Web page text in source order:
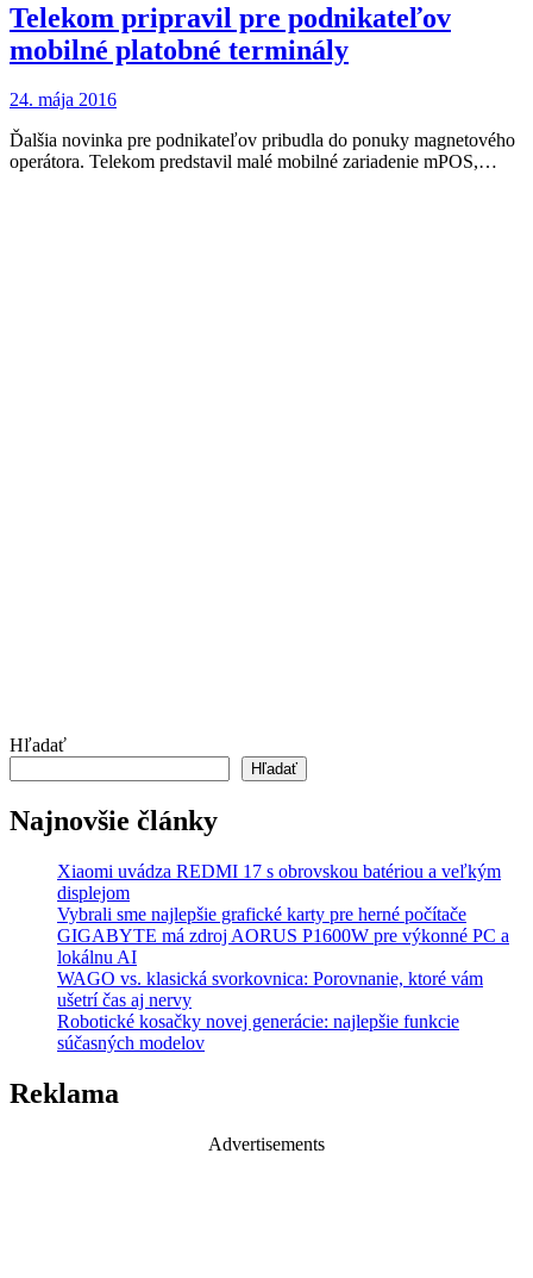
Telekom pripravil pre podnikateľov
mobilné platobné terminály
24. mája 2016
Ďalšia novinka pre podnikateľov pribudla do ponuky magnetového
operátora. Telekom predstavil malé mobilné zariadenie mPOS,…
Hľadať
Hľadať
Najnovšie články
Xiaomi uvádza REDMI 17 s obrovskou batériou a veľkým
displejom
Vybrali sme najlepšie grafické karty pre herné počítače
GIGABYTE má zdroj AORUS P1600W pre výkonné PC a
lokálnu AI
WAGO vs. klasická svorkovnica: Porovnanie, ktoré vám
ušetrí čas aj nervy
Robotické kosačky novej generácie: najlepšie funkcie
súčasných modelov
Reklama
Advertisements